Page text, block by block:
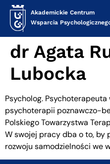
treści
Akademickie Centrum
Wsparcia
dr Agata
Lubocka
Psycholog. Psychoterapeuta
psychoterapii poznawczo-
Polskiego Towarzystwa
W swojej pracy dba o to, by
rozwoju samodzielności we